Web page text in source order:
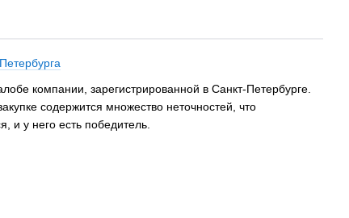
компании, зарегистрированной в Санкт-Петербурге.
содержится множество неточностей, что
и у него есть победитель.